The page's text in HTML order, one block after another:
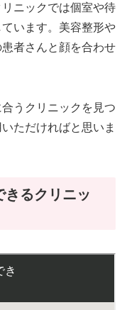
ニックでは個室や待
います。美容整形や
者さんと顔を合わせ
うクリニックを見つ
ただければと思いま
きるクリニッ